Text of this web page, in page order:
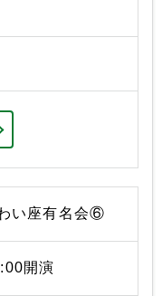
い座有名会⑥
開演